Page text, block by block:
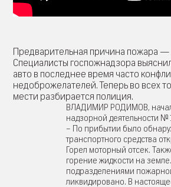
Предварительная причина пожара —
Специалисты госпожнадзора
авто в последнее время часто
недоброжелателей. Теперь во всех
мести разбирается полиция.
ВЛАДИМИР РОДИМОВ,
надзорной деятельности №
– По прибытии было
транспортного средства
Горел моторный отсек.
горение жидкости на
подразделениями
ликвидировано. В